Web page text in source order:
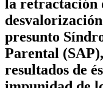
la retractación
presunto
Parental
resultados de